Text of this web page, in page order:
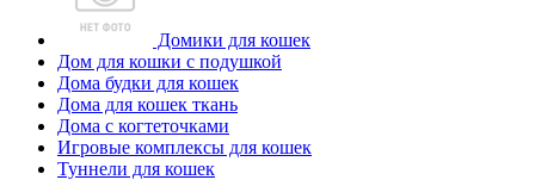
Домики для кошек
Дом для кошки с подушкой
Дома будки для кошек
Дома для кошек ткань
Дома с когтеточками
Игровые комплексы для кошек
Туннели для кошек